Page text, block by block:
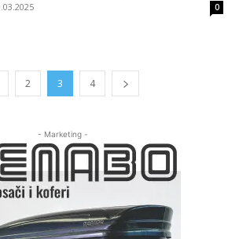
0
2 3 4
- Marketing -